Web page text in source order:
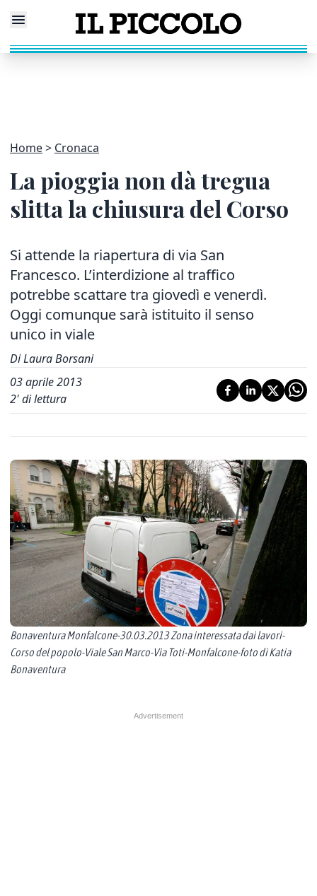
Home Cronaca
La pioggia non dà tregua
slitta la chiusura del Corso
Si attende la riapertura di via San
Francesco. L’interdizione al traffico
potrebbe scattare tra giovedì e venerdì.
Oggi comunque sarà istituito il senso
unico in viale
Di Laura Borsani
03 aprile 2013
2' di lettura
Bonaventura Monfalcone-30.03.2013 Zona interessata dai lavori-
Corso del popolo-Viale San Marco-Via Toti-Monfalcone-foto di Katia
Bonaventura